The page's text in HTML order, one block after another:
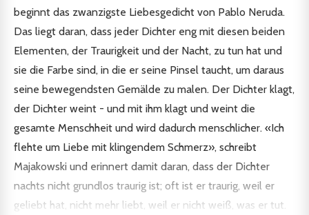
beginnt das zwanzigste Liebesgedicht von Pablo Neruda.
Das liegt daran, dass jeder Dichter eng mit diesen beiden
Elementen, der Traurigkeit und der Nacht, zu tun hat und
sie die Farbe sind, in die er seine Pinsel taucht, um daraus
seine bewegendsten Gemälde zu malen. Der Dichter klagt,
der Dichter weint - und mit ihm klagt und weint die
gesamte Menschheit und wird dadurch menschlicher. «Ich
flehte um Liebe mit klingendem Schmerz», schreibt
Majakowski und erinnert damit daran, dass der Dichter
nachts nicht grundlos traurig ist; oft ist er traurig, weil er
geliebt hat, nicht mehr liebt, weil er nicht weiß, was er tut.